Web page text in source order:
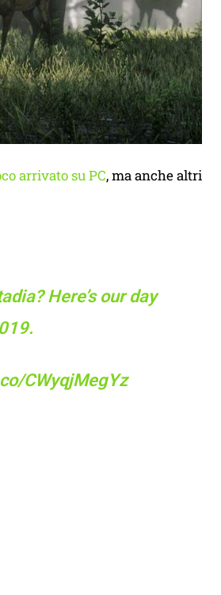
arrivato su PC, ma anche altri
Here’s our day
CWyqjMegYz